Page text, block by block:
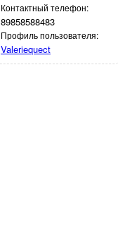
Контактный телефон:
89858588483
Профиль пользователя:
Valeriequect